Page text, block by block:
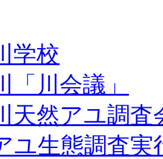
学校
「川会議」
天然アユ調査
ユ生態調査実